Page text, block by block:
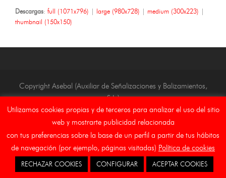
Descargas: full (1071x796) | large (980x728) | medium (300x223) |
thumbnail (150x150)
Copyright Asebal (Auxiliar de Señalizaciones y Balizamientos,
S.L.)
Aviso Legal Canal Etico
Utilizamos cookies propias y de terceros para analizar el uso del sitio
web y mostrarte publicidad relacionada
con tus preferencias sobre la base de un perfil a partir de tus hábitos
de navegación (por ejemplo, páginas visitadas) Política de cookies
RECHAZAR COOKIES CONFIGURAR ACEPTAR COOKIES